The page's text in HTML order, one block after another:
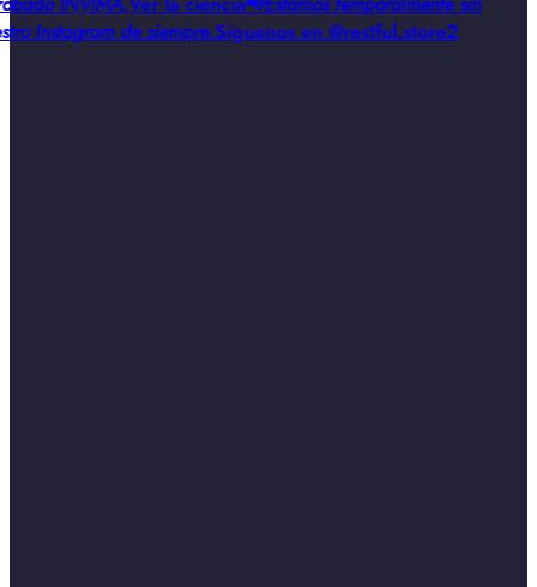
Instagram de siempre,Síguenos en @restful.store2